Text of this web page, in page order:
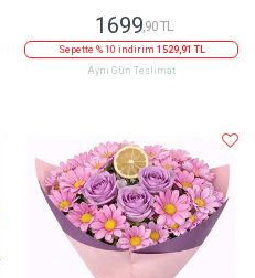
1699 ,90 TL
Sepette % 10 indirim 1529,91 TL
Aynı Gün Teslimat